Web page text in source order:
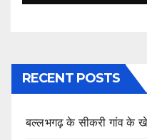
RECENT POSTS
बल्लभगढ़ के सीकरी गांव के